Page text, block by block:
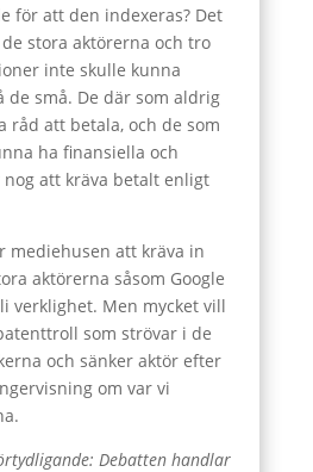
för att den indexeras? Det
stora aktörerna och tro
inte skulle kunna
de små. De där som aldrig
råd att betala, och de som
ha finansiella och
att kräva betalt enligt
mediehusen att kräva in
aktörerna såsom Google
verklighet. Men mycket vill
som strövar i de
och sänker aktör efter
om var vi
Debatten handlar